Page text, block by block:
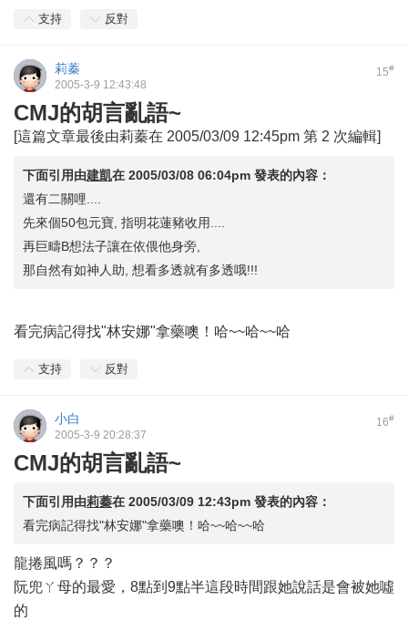
支持 反對
15#
莉蓁
2005-3-9 12:43:48
CMJ的胡言亂語~
[這篇文章最後由莉蓁在 2005/03/09 12:45pm 第 2 次編輯]
下面引用由建凱在 2005/03/08 06:04pm 發表的內容：
還有二關哩....
先來個50包元寶, 指明花蓮豬收用....
再巨疇B想法子讓在依偎他身旁,
那自然有如神人助, 想看多透就有多透哦!!!
看完病記得找"林安娜"拿藥噢！哈~~哈~~哈
支持 反對
16#
小白
2005-3-9 20:28:37
CMJ的胡言亂語~
下面引用由莉蓁在 2005/03/09 12:43pm 發表的內容：
看完病記得找"林安娜"拿藥噢！哈~~哈~~哈
龍捲風嗎？？？
阮兜ㄚ母的最愛，8點到9點半這段時間跟她說話是會被她噓
的